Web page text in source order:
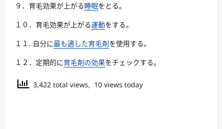
９．育毛効果が上がる睡眠をとる。
１０．育毛効果が上がる運動をする。
１１. 自分に最も適した育毛剤を使用する。
１２．定期的に育毛剤の効果をチェックする。
3,422 total views, 10 views today